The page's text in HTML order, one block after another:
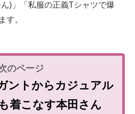
)」「私服の正義Tシャツで爆
す。
ントからカジュアル
着こなす本田さん